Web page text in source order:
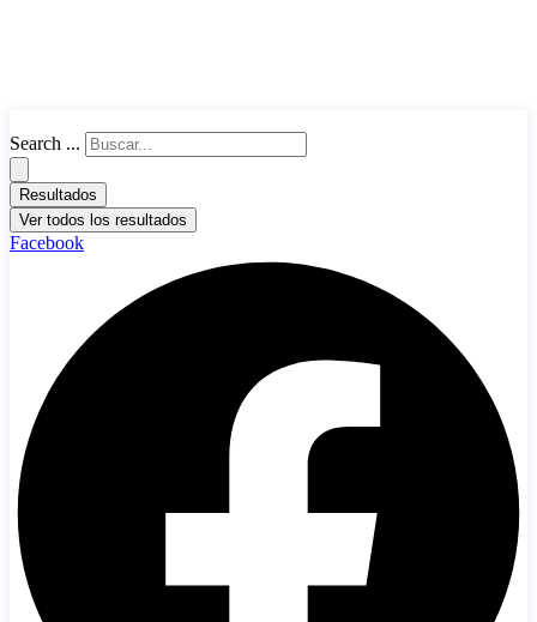
Search ...
Resultados
Ver todos los resultados
Facebook